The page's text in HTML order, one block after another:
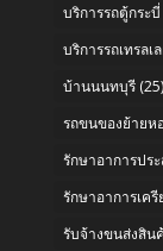
บริการรถตู้กระบี่
บริการรถเทรลเ
บ้านนนทบุรี(25)
รถขนของย้ายห
รักษาอาการปร
รักษาอาการเค
รับจ้างขนส่งสิน